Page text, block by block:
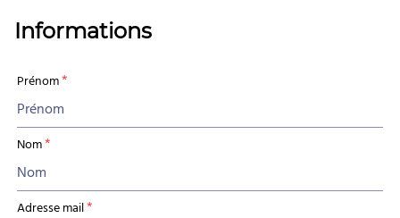
Informations
Prénom*
Nom*
Adresse mail*